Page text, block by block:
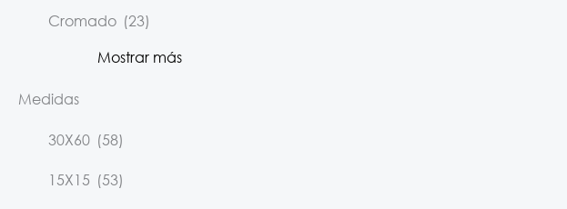
Cromado (23)
Mostrar más
Medidas
30X60 (58)
15X15 (53)